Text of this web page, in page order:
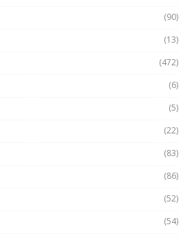
(90)
(13)
(472)
(6)
(5)
(22)
(83)
(86)
(52)
(54)